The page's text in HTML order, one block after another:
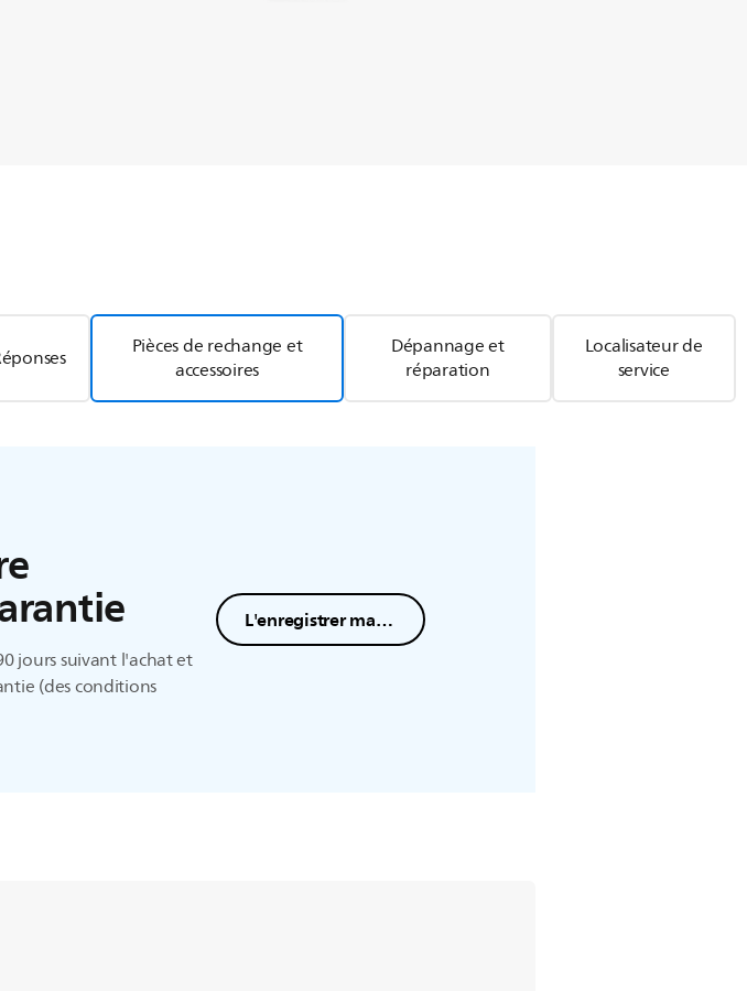
Pièces de rechange et
accessoires
Dépannage et
réparation
Localisateur de
service
jours suivant l'achat et
(des conditions
L'enregistrer maintenant